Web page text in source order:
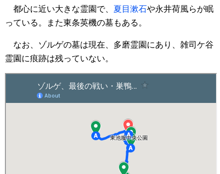
都心に近い大きな霊園で、 夏目漱石や永井荷風らが眠
っている。また東条英機の墓もある。
なお、ゾルゲの墓は現在、多磨霊園にあり、雑司ケ谷
霊園に痕跡は残っていない。